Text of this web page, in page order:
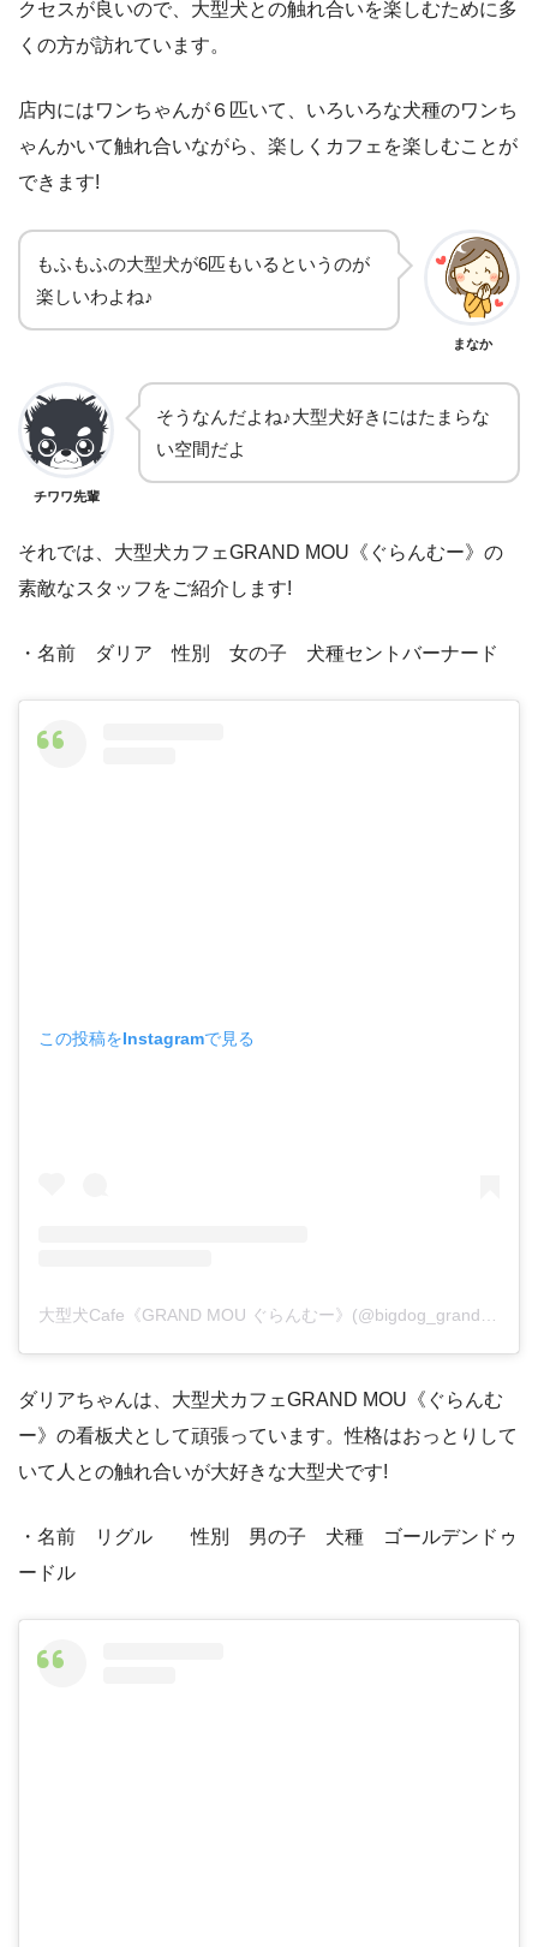
クセスが良いので、大型犬との触れ合いを楽しむために多
くの方が訪れています。
店内にはワンちゃんが６匹いて、いろいろな犬種のワンち
ゃんかいて触れ合いながら、楽しくカフェを楽しむことが
できます!
もふもふの大型犬が6匹もいるというのが
楽しいわよね♪
まなか
チワワ先輩
そうなんだよね♪大型犬好きにはたまらな
い空間だよ
それでは、大型犬カフェGRAND MOU《ぐらんむー》の
素敵なスタッフをご紹介します!
・名前 ダリア 性別 女の子 犬種セントバーナード
この投稿をInstagramで見る
大型犬Cafe《GRAND MOU ぐらんむー》(@bigdog_grandmou)がシェアした投稿
ダリアちゃんは、大型犬カフェGRAND MOU《ぐらんむ
ー》の看板犬として頑張っています。性格はおっとりして
いて人との触れ合いが大好きな大型犬です!
・名前 リグル 性別 男の子 犬種 ゴールデンドゥ
ードル